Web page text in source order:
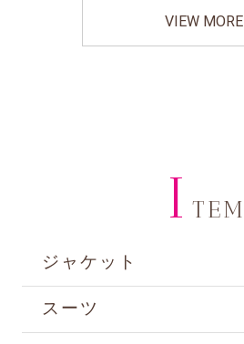
VIEW MORE
I TEM
ジャケット
スーツ